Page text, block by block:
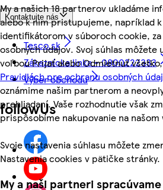
My a našich 18 partnerov ukladáme
alebo k nim pristupujeme, napríklad
identifikátorom v súboroch cookie,
osobných údajov. Svoj súhlas
voľbou Prijať alebo Odmietnuť
Pravidlách pre ochranu osobných
oznámime našim partnerom a
prehliadaní. Vaše rozhodnutie však
prispôsobíme nakupovanie na našom
Svoje nastavenia súhlasu môžete
Nastavenia cookies v pätičke stránky.
My a naši partneri
Kontaktujte nás
Tesco.sk
Zákaznícka linka - 0800222333
Výber obchodu
followUs